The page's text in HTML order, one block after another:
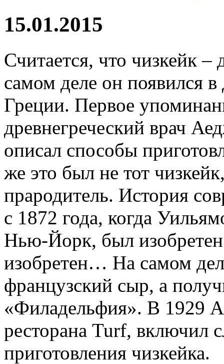
15.01.2015
Считается, что чизкейк –
самом деле он появился
Греции. Первое
древнегреческий врач
описал способы
же это был не тот
прародитель. История
с 1872 года, когда
Нью-Йорк, был
изобретен… На самом
французский сыр, а
«Филадельфия». В 1929
ресторана Turf, включил
приготовления чизкейка.